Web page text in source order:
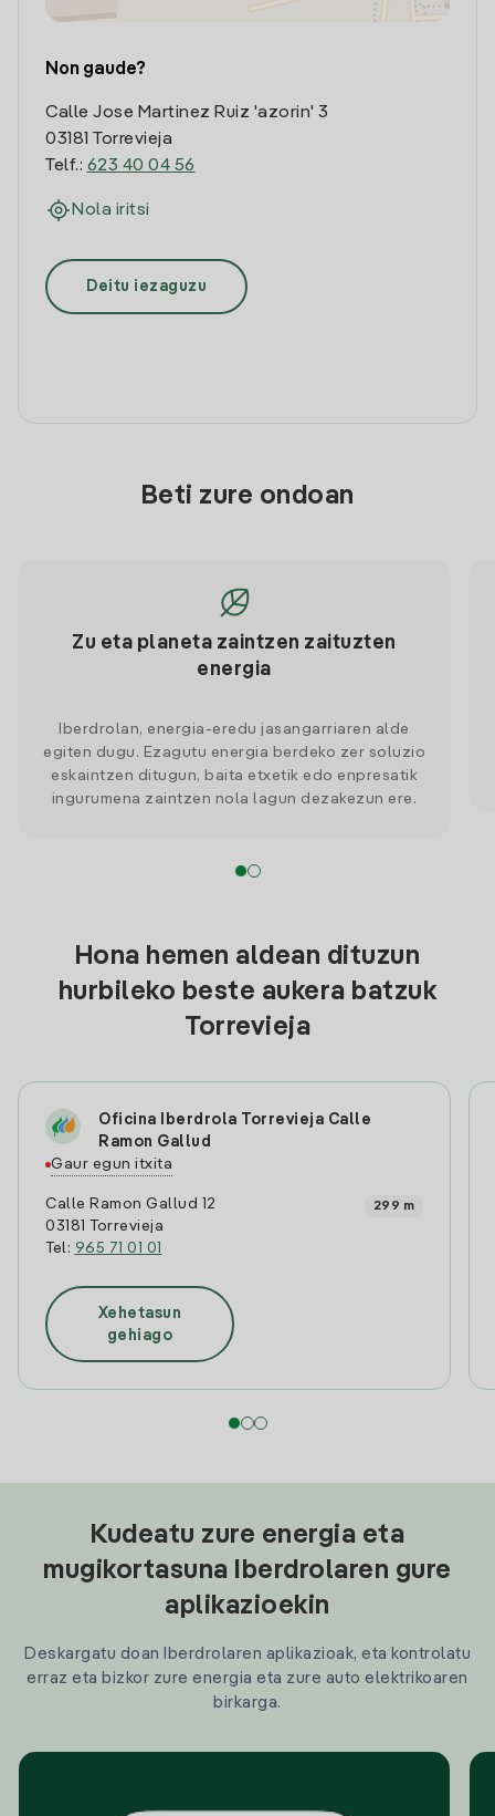
Non gaude?
Calle Jose Martinez Ruiz 'azorin' 3
03181 Torrevieja
Telf.: 623 40 04 56
Nola iritsi
Deitu iezaguzu
Beti zure ondoan
Zu eta planeta zaintzen zaituzten
energia
Iberdrolan, energia-eredu jasangarriaren alde
egiten dugu. Ezagutu energia berdeko zer soluzio
eskaintzen ditugun, baita etxetik edo enpresatik
ingurumena zaintzen nola lagun dezakezun ere.
Hona hemen aldean dituzun
hurbileko beste aukera batzuk
Torrevieja
Oficina Iberdrola Torrevieja Calle
Ramon Gallud
Gaur egun itxita
Calle Ramon Gallud 12
03181 Torrevieja
Tel: 965 71 01 01
299 m
Xehetasun
gehiago
Kudeatu zure energia eta
mugikortasuna Iberdrolaren gure
aplikazioekin
Deskargatu doan Iberdrolaren aplikazioak, eta kontrolatu
erraz eta bizkor zure energia eta zure auto elektrikoaren
birkarga.